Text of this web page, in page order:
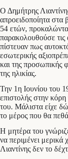
Ο Δημήτρης
απροειδοποίητα στα
54 ετών,
παρακολουθούσε
πίστευαν πως
εσωτερικής
και της προσωπικής
της ηλικίας.
Την 1η Ιουνίου του
επιστολής στην
του. Μάλιστα είχε
το μέρος που θα
Η μητέρα του
να περιμένει μερικά
Λιαντίνης δεν το